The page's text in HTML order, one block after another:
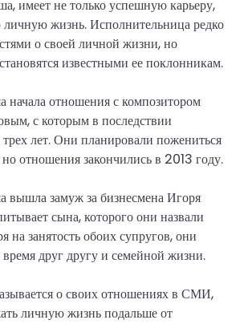
имеет не только успешную карьеру,
жизнь. Исполнительница редко
о своей личной жизни, но
известными ее поклонникам.
отношения с композитором
с которым в последствии
трех лет. Они планировали пожениться
отношения закончились в 2013 году.
замуж за бизнесмена Игоря
сына, которого они назвали
на занятость обоих супругов, они
время друг другу и семейной жизни.
о своих отношениях в СМИ,
личную жизнь подальше от